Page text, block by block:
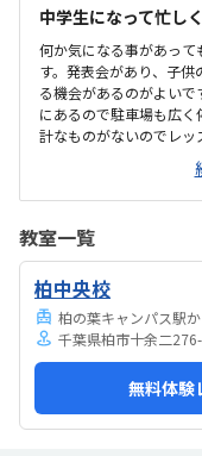
中学生になって忙し
何か気になる事があっ
す。発表会があり、子
る機会があるのがよい
にあるので駐車場も広
計なものがないのでレッ
は、リーズナブルとは
本人が習いたい事だっ
やってみたいようです
教えて頂いて吸収して学
教室一覧
柏中央校
柏の葉キャンパス駅
千葉県柏市十余二
無料体験